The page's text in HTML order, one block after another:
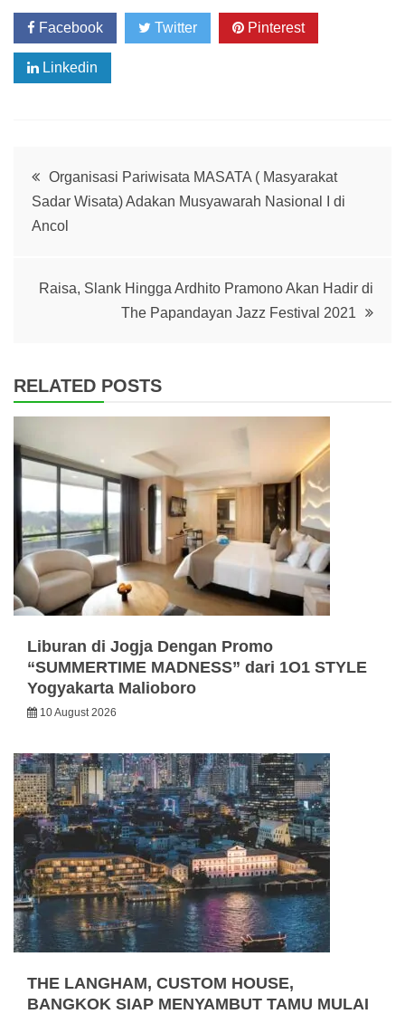
Facebook Twitter Pinterest
Linkedin
Post
navigation
Organisasi Pariwisata MASATA ( Masyarakat
Sadar Wisata) Adakan Musyawarah Nasional I di
Ancol
Raisa, Slank Hingga Ardhito Pramono Akan Hadir di
The Papandayan Jazz Festival 2021
RELATED POSTS
Liburan di Jogja Dengan Promo
“SUMMERTIME MADNESS” dari 1O1 STYLE
Yogyakarta Malioboro
10 August 2026
THE LANGHAM, CUSTOM HOUSE,
BANGKOK SIAP MENYAMBUT TAMU MULAI